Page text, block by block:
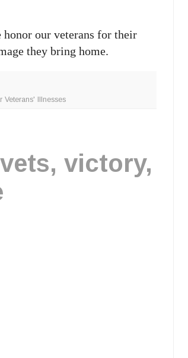
our veterans for their
they bring home.
Veterans' Illnesses
victory,